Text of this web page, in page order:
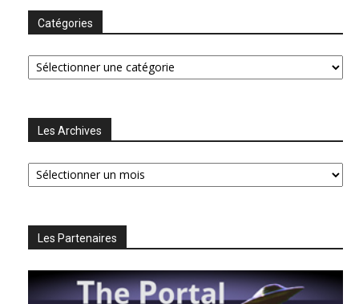
Catégories
Catégories
Les Archives
Les
Archives
Les Partenaires